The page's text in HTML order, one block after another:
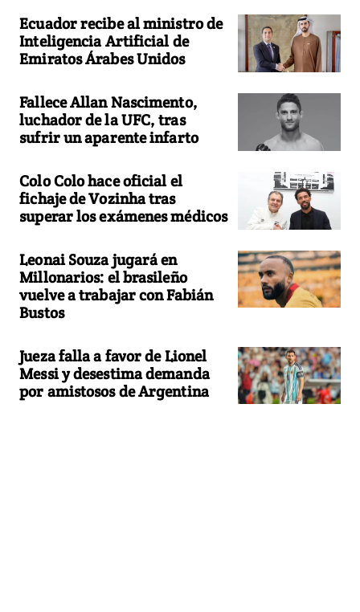
Ecuador recibe al ministro de
Inteligencia Artificial de
Emiratos Árabes Unidos
Fallece Allan Nascimento,
luchador de la UFC, tras
sufrir un aparente infarto
Colo Colo hace oficial el
fichaje de Vozinha tras
superar los exámenes médicos
Leonai Souza jugará en
Millonarios: el brasileño
vuelve a trabajar con Fabián
Bustos
Jueza falla a favor de Lionel
Messi y desestima demanda
por amistosos de Argentina